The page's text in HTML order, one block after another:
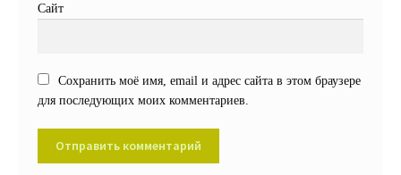
Сайт
Сохранить моё имя, email и адрес сайта в этом браузере
для последующих моих комментариев.